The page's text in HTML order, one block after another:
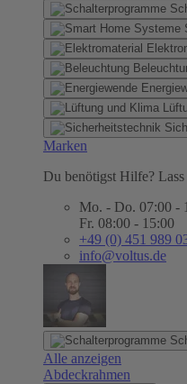
Marken
Du benötigst Hilfe?
Mo. - Do. 07:00 -
Fr. 08:00 - 15:00
+49 (0) 451 989
info@voltus.de
Alle anzeigen
Abdeckrahmen